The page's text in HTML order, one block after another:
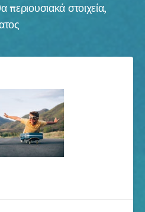
στοιχεία,